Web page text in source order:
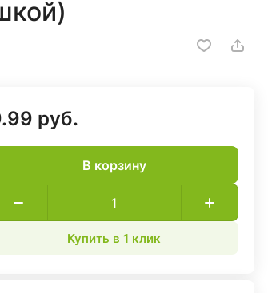
руб.
В корзину
Купить в 1 клик